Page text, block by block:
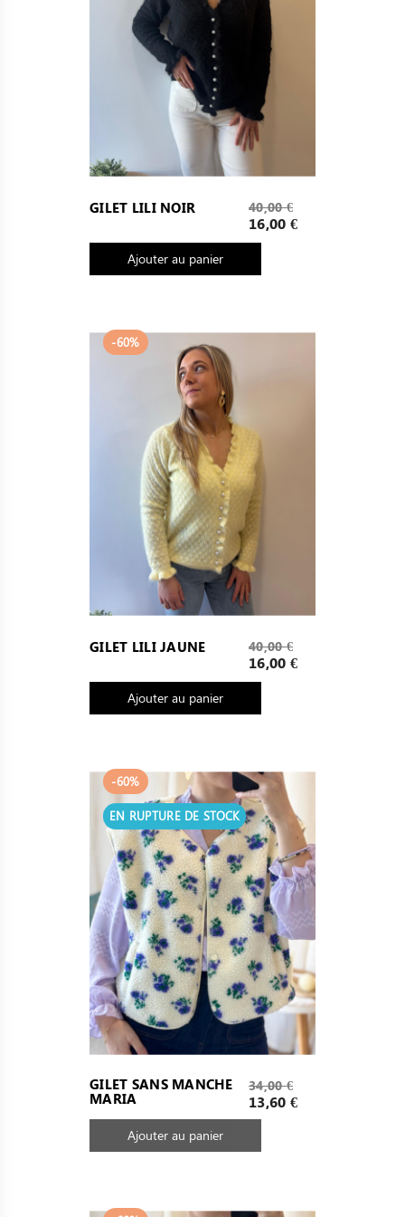
GILET LILI NOIR
Prix
de
base
40,00 €
Prix
16,00 €
Ajouter au panier
GILET LILI JAUNE
Prix
de
base
40,00 €
Prix
16,00 €
Ajouter au panier
-60%
GILET SANS MANCHE
MARIA
Prix
de
base
34,00 €
Prix
13,60 €
Ajouter au panier
-60%
EN RUPTURE DE STOCK